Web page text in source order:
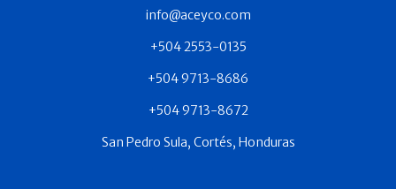
info@aceyco.com
+504 2553-0135
+504 9713-8686
+504 9713-8672
San Pedro Sula, Cortés, Honduras